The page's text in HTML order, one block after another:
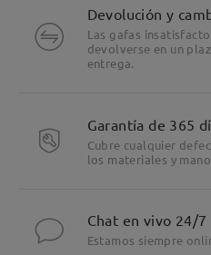
Devolución y
Las gafas
devolverse en un
entrega.
Garantía de 365
Cubre cualquier
los materiales y
Chat en vivo 24/7
Estamos siempre